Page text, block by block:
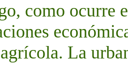
como ocurre
La